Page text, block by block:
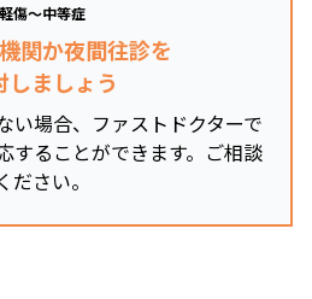
軽傷～中等症
関か夜間往診を
しましょう
い場合、ファストドクターで
することができます。ご相談
ださい。